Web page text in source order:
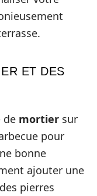
ET DES
de mortier sur
pour
bonne
ajouter une
pierres